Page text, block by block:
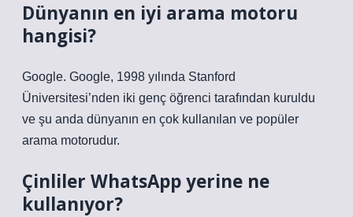
Dünyanın en iyi arama motoru
hangisi?
Google. Google, 1998 yılında Stanford
Üniversitesi’nden iki genç öğrenci tarafından kuruldu
ve şu anda dünyanın en çok kullanılan ve popüler
arama motorudur.
Çinliler WhatsApp yerine ne
kullanıyor?